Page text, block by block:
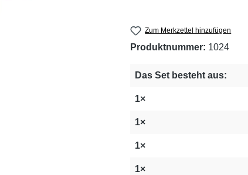
Zum Merkzettel hinzufügen
Produktnummer: 1024
Das Set besteht aus:
1×
1×
1×
1×